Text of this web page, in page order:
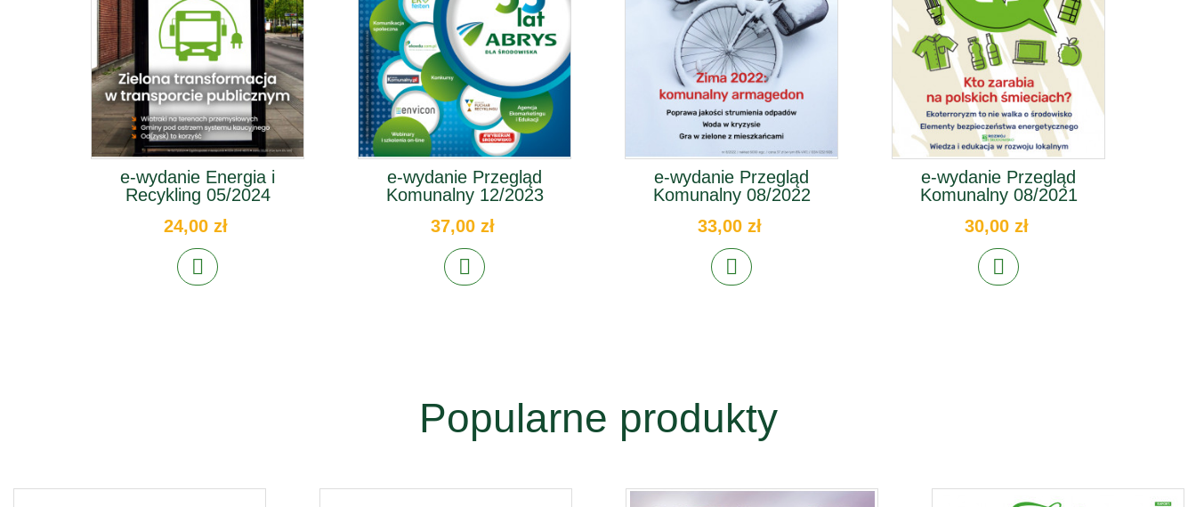
e-wydanie Energia i
Recykling 05/2024
24,00 zł
e-wydanie Przegląd
Komunalny 12/2023
37,00 zł
e-wydanie Przegląd
Komunalny 08/2022
33,00 zł
e-wydanie Przegląd
Komunalny 08/2021
30,00 zł
Popularne produkty